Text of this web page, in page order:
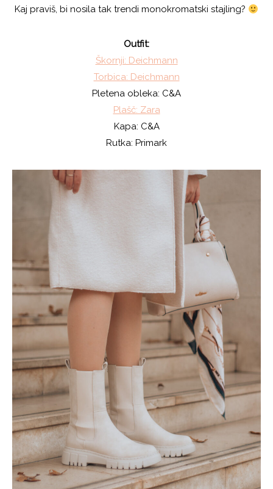
Kaj praviš, bi nosila tak trendi monokromatski stajling?
Outfit:
Škornji: Deichmann
Torbica: Deichmann
Pletena obleka: C&A
Plašč: Zara
Kapa: C&A
Rutka: Primark